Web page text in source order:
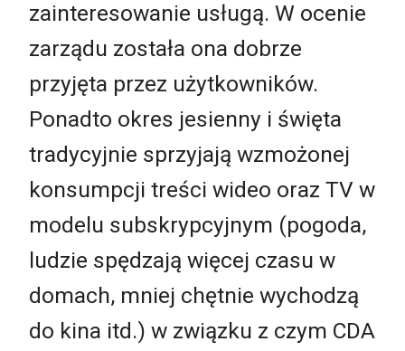
zainteresowanie usługą. W ocenie
zarządu została ona dobrze
przyjęta przez użytkowników.
Ponadto okres jesienny i święta
tradycyjnie sprzyjają wzmożonej
konsumpcji treści wideo oraz TV w
modelu subskrypcyjnym (pogoda,
ludzie spędzają więcej czasu w
domach, mniej chętnie wychodzą
do kina itd.) w związku z czym CDA